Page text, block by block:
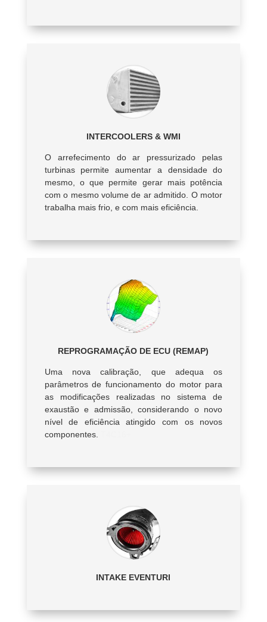
INTERCOOLERS & WMI
O arrefecimento do ar pressurizado pelas
turbinas permite aumentar a densidade do
mesmo, o que permite gerar mais potência
com o mesmo volume de ar admitido. O motor
trabalha mais frio, e com mais eficiência.
REPROGRAMAÇÃO DE ECU (REMAP)
Uma nova calibração, que adequa os
parâmetros de funcionamento do motor para
as modificações realizadas no sistema de
exaustão e admissão, considerando o novo
nível de eficiência atingido com os novos
componentes.
INTAKE EVENTURI